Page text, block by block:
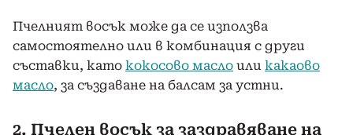
Пчелният восък може да се използва
самостоятелно или в комбинация с други
съставки, като кокосово масло или какаово
масло, за създаване на балсам за устни.
2. Пчелен восък за заздравяване на